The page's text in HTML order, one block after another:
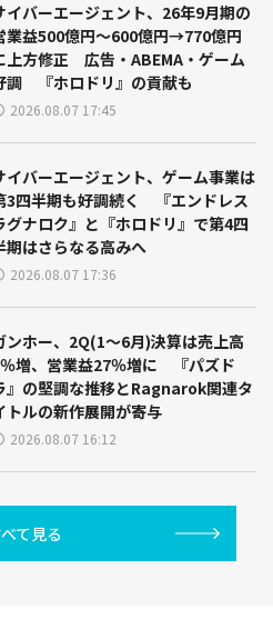
イバーエージェント、26年9月期の
業益500億円～600億円→770億円
上方修正 広告・ABEMA・ゲーム
調 『ホロドリ』の貢献も
2026.08.07 17:45
イバーエージェント、ゲーム事業は
3四半期も好調続く 『エンドレス
グナロク』と『ホロドリ』で第4四
期はさらなる高みへ
2026.08.07 17:36
ンホー、2Q(1～6月)決算は売上高
増、営業益27％増に 『パズド
』の堅調な推移とRagnarok関連タ
トルの新作展開が寄与
2026.08.07 16:12
て見る